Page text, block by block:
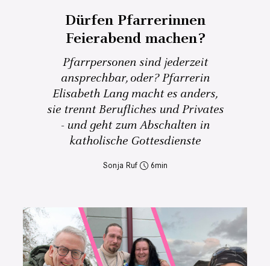
Dürfen Pfarrerinnen
Feierabend machen?
Pfarrpersonen sind jederzeit
ansprechbar, oder? Pfarrerin
Elisabeth Lang macht es anders,
sie trennt Berufliches und Privates
- und geht zum Abschalten in
katholische Gottesdienste
Sonja Ruf 6